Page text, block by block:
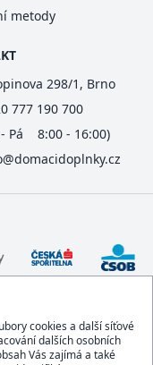
cookies a další síťové
dalších osobních
Vás zajímá a také
metody
298/1, Brno
777 190 700
- Pá 8:00 - 16:00)